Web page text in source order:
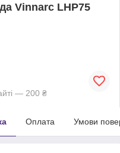
Vinnarc LHP75
— 200 ₴
Оплата Умови